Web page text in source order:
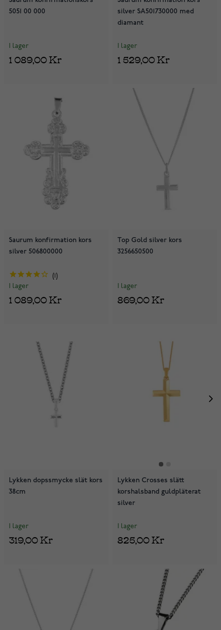
5051 00 000
I lager
1 089,00 Kr
silver SA501730000 med
diamant
I lager
1 529,00 Kr
Saurum konfirmation kors
silver 506800000
I lager
1 089,00 Kr
Top Gold silver kors
3256650500
I lager
869,00 Kr
Lykken dopssmycke slät kors
38cm
I lager
319,00 Kr
Lykken Crosses slätt
korshalsband guldpläterat
silver
I lager
825,00 Kr